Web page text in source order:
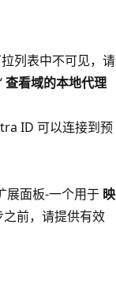
列表中不可见，请
查看域的本地代理
ID 可以连接到预
展面板-一个用于 映
前，请提供有效